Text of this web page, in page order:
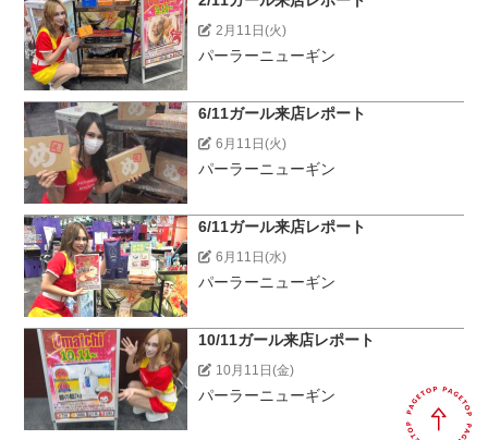
2月11日(火)
パーラーニューギン
6/11ガール来店レポート
6月11日(火)
パーラーニューギン
6/11ガール来店レポート
6月11日(水)
パーラーニューギン
10/11ガール来店レポート
10月11日(金)
パーラーニューギン